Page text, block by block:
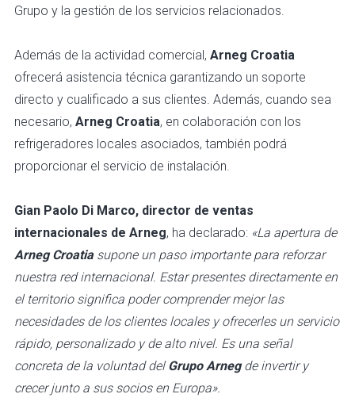
Grupo y la gestión de los servicios relacionados.
Además de la actividad comercial, Arneg Croatia
ofrecerá asistencia técnica garantizando un soporte
directo y cualificado a sus clientes. Además, cuando sea
necesario, Arneg Croatia, en colaboración con los
refrigeradores locales asociados, también podrá
proporcionar el servicio de instalación.
Gian Paolo Di Marco, director de ventas
internacionales de Arneg, ha declarado: «La apertura de
Arneg Croatiasupone un paso importante para reforzar
nuestra red internacional. Estar presentes directamente en
el territorio significa poder comprender mejor las
necesidades de los clientes locales y ofrecerles un servicio
rápido, personalizado y de alto nivel. Es una señal
concreta de la voluntad delGrupo Arnegde invertir y
crecer junto a sus socios en Europa».